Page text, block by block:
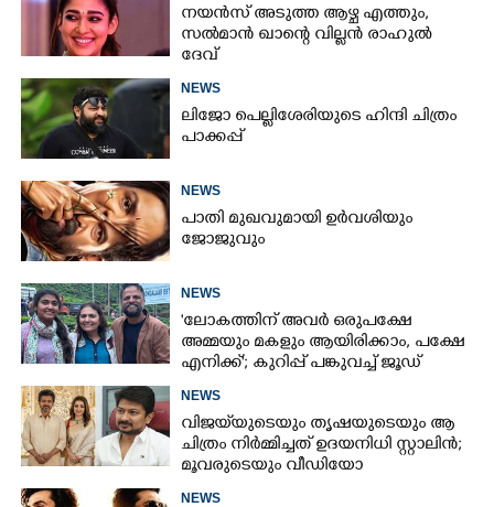
നയൻസ് അടുത്ത ആഴ്ച എത്തും,
സൽമാൻ ഖാന്റെ വില്ലൻ രാഹുൽ
ദേവ്
NEWS
ലിജോ പെല്ലിശേരിയുടെ ഹിന്ദി ചിത്രം
പാക്കപ്പ്
NEWS
പാതി മുഖവുമായി ഉർവശിയും
ജോജുവും
NEWS
'ലോകത്തിന് അവർ ഒരുപക്ഷേ
അമ്മയും മകളും ആയിരിക്കാം, പക്ഷേ
എനിക്ക്'; കുറിപ്പ് പങ്കുവച്ച് ജൂഡ്
NEWS
വിജയ്‌യുടെയും തൃഷയുടെയും ആ
ചിത്രം നിർമ്മിച്ചത് ഉദയനിധി സ്റ്റാലിൻ;
മൂവരുടെയും വീഡിയോ
NEWS